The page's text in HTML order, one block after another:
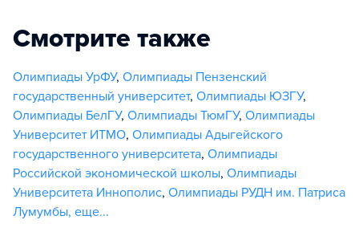
Смотрите также
Олимпиады УрФУ, Олимпиады Пензенский
государственный университет, Олимпиады ЮЗГУ,
Олимпиады БелГУ, Олимпиады ТюмГУ, Олимпиады
Университет ИТМО, Олимпиады Адыгейского
государственного университета, Олимпиады
Российской экономической школы, Олимпиады
Университета Иннополис, Олимпиады РУДН им. Патриса
Лумумбы, еще...